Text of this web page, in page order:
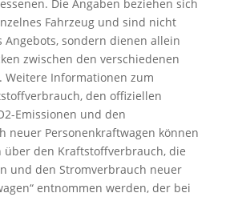
Die Angaben beziehen sich
Fahrzeug und sind nicht
Angebots, sondern dienen allein
zwischen den verschiedenen
Weitere Informationen zum
den offiziellen
Emissionen und den
neuer Personenkraftwagen können
über den Kraftstoffverbrauch, die
und den Stromverbrauch neuer
entnommen werden, der bei